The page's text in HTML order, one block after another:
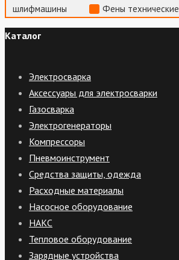
шлифмашины
Фены технические
Каталог
Электросварка
Аксессуары для электросварки
Газосварка
Электрогенераторы
Компрессоры
Пневмоинструмент
Средства защиты, одежда
Расходные материалы
Насосное оборудование
НАКС
Тепловое оборудование
Зарядные устройства